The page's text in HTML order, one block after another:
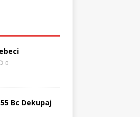
0
Bc Dekupaj